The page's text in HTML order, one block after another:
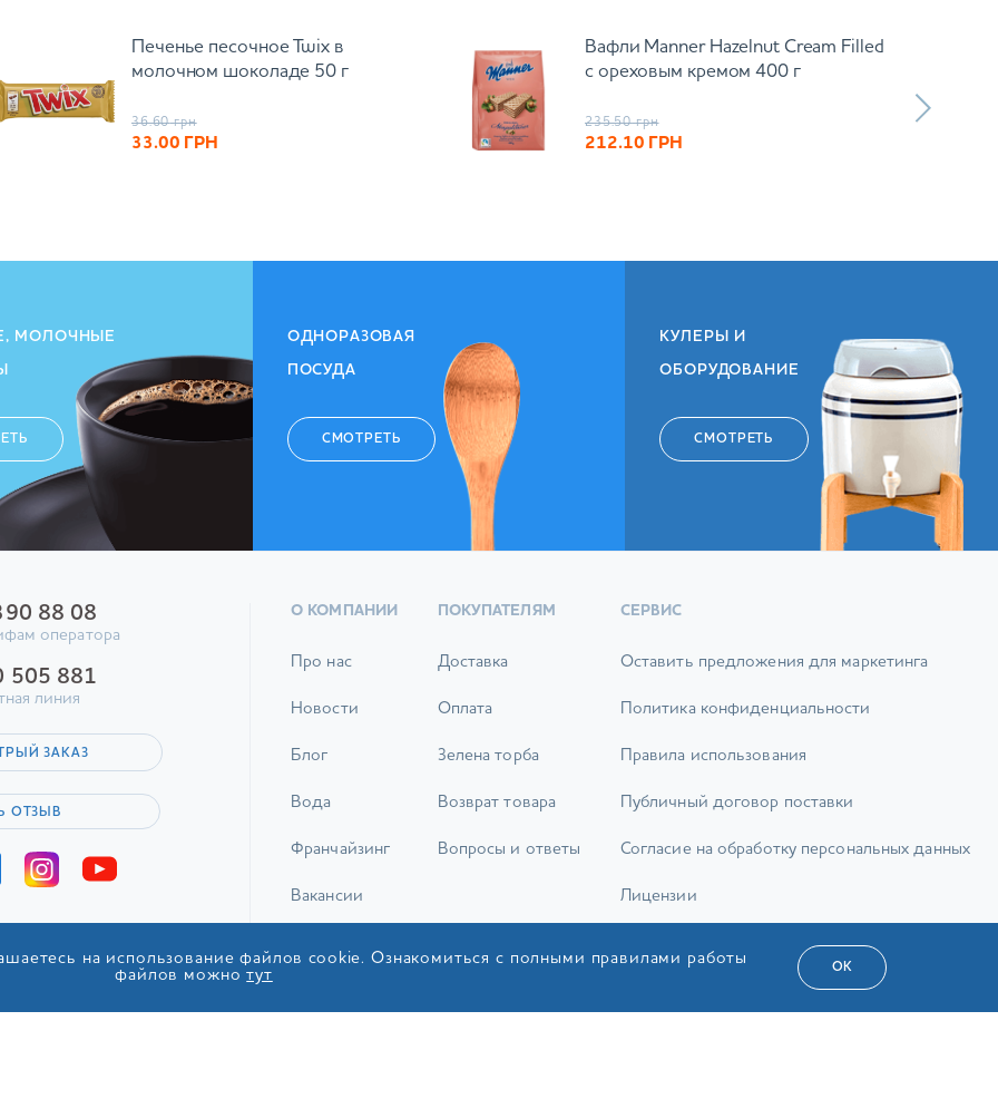
Печенье песочное Twix в
молочном шоколаде 50 г
36.60 грн
33.00 ГРН
Вафли Manner Hazelnut Cream Filled
с ореховым кремом 400 г
235.50 грн
212.10 ГРН
МОЛОЧНЫЕ ОДНОРАЗОВАЯ
ПОСУДА
СМОТРЕТЬ
КУЛЕРЫ И
ОБОРУДОВАНИЕ
СМОТРЕТЬ
88 08
оператора
505 881
линия
ЗАКАЗ
ОТЗЫВ
О КОМПАНИИ
Про нас
Новости
Блог
Вода
Франчайзинг
Вакансии
ПОКУПАТЕЛЯМ
Доставка
Оплата
Зелена торба
Возврат товара
Вопросы и ответы
СЕРВИС
Оставить предложения для маркетинга
Политика конфиденциальности
Правила использования
Публичный договор поставки
Согласие на обработку персональных данных
Лицензии
на использование файлов cookie. Ознакомиться с полными правилами работы
файлов можно тут ОК